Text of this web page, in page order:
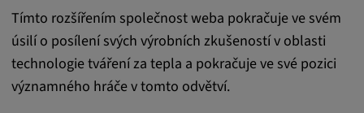
Tímto rozšířením společnost weba pokračuje ve svém
úsilí o posílení svých výrobních zkušeností v oblasti
technologie tváření za tepla a pokračuje ve své pozici
významného hráče v tomto odvětví.
Youtube
Název:
VISITOR_INFO1_LIVE, YSC, CONSENT,
yt.innertube::nextId, yt.innertube::requests,